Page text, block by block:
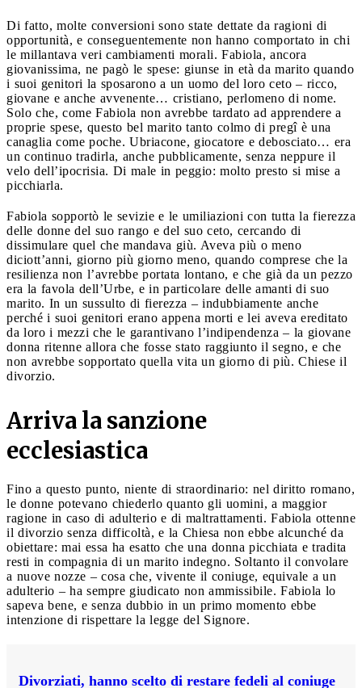
Di fatto, molte conversioni sono state dettate da ragioni di
opportunità, e conseguentemente non hanno comportato in chi
le millantava veri cambiamenti morali. Fabiola, ancora
giovanissima, ne pagò le spese: giunse in età da marito quando
i suoi genitori la sposarono a un uomo del loro ceto – ricco,
giovane e anche avvenente… cristiano, perlomeno di nome.
Solo che, come Fabiola non avrebbe tardato ad apprendere a
proprie spese, questo bel marito tanto colmo di pregî è una
canaglia come poche. Ubriacone, giocatore e debosciato… era
un continuo tradirla, anche pubblicamente, senza neppure il
velo dell’ipocrisia. Di male in peggio: molto presto si mise a
picchiarla.
Fabiola sopportò le sevizie e le umiliazioni con tutta la fierezza
delle donne del suo rango e del suo ceto, cercando di
dissimulare quel che mandava giù. Aveva più o meno
diciott’anni, giorno più giorno meno, quando comprese che la
resilienza non l’avrebbe portata lontano, e che già da un pezzo
era la favola dell’Urbe, e in particolare delle amanti di suo
marito. In un sussulto di fierezza – indubbiamente anche
perché i suoi genitori erano appena morti e lei aveva ereditato
da loro i mezzi che le garantivano l’indipendenza – la giovane
donna ritenne allora che fosse stato raggiunto il segno, e che
non avrebbe sopportato quella vita un giorno di più. Chiese il
divorzio.
Arriva la sanzione
ecclesiastica
Fino a questo punto, niente di straordinario: nel diritto romano,
le donne potevano chiederlo quanto gli uomini, a maggior
ragione in caso di adulterio e di maltrattamenti. Fabiola ottenne
il divorzio senza difficoltà, e la Chiesa non ebbe alcunché da
obiettare: mai essa ha esatto che una donna picchiata e tradita
resti in compagnia di un marito indegno. Soltanto il convolare
a nuove nozze – cosa che, vivente il coniuge, equivale a un
adulterio – ha sempre giudicato non ammissibile. Fabiola lo
sapeva bene, e senza dubbio in un primo momento ebbe
intenzione di rispettare la legge del Signore.
Divorziati, hanno scelto di restare fedeli al coniuge